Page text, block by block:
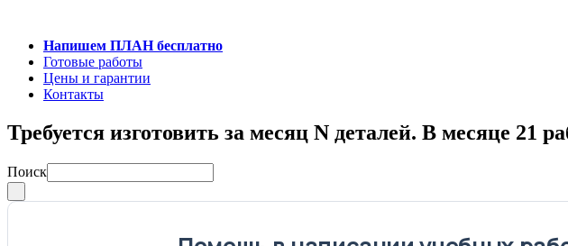
Напишем ПЛАН бесплатно
Готовые работы
Цены и гарантии
Контакты
Требуется изготовить за месяц N деталей. В месяце 21
Поиск